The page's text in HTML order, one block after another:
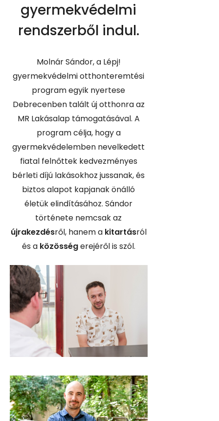
gyermekvédelmi
rendszerből indul.
Molnár Sándor, a Lépj!
gyermekvédelmi otthonteremtési
program egyik nyertese
Debrecenben talált új otthonra az
MR Lakásalap támogatásával. A
program célja, hogy a
gyermekvédelemben nevelkedett
fiatal felnőttek kedvezményes
bérleti díjú lakásokhoz jussanak, és
biztos alapot kapjanak önálló
életük elindításához. Sándor
története nemcsak az
újrakezdésről, hanem a kitartásról
és a közösségerejéről is szól.